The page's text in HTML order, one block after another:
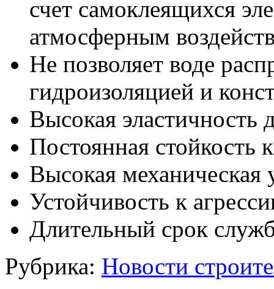
счет самоклеящихся
атмосферным
Не позволяет воде
гидроизоляцией и
Высокая эластичность
Постоянная стойкость
Высокая механическая
Устойчивость к
Длительный срок
Рубрика: Новости